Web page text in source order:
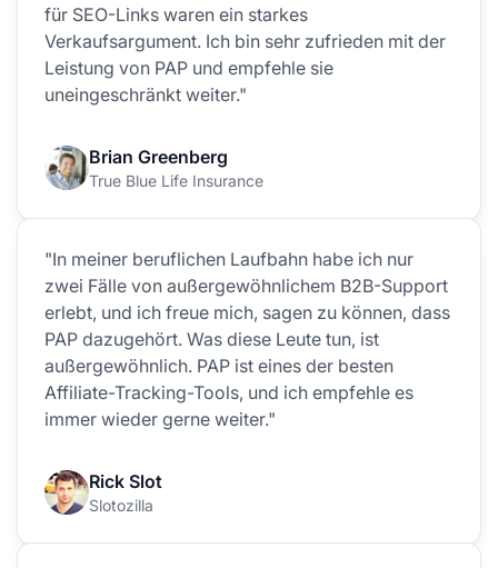
für SEO-Links waren ein starkes
Verkaufsargument. Ich bin sehr zufrieden mit der
Leistung von PAP und empfehle sie
uneingeschränkt weiter."
Brian Greenberg
True Blue Life Insurance
"In meiner beruflichen Laufbahn habe ich nur
zwei Fälle von außergewöhnlichem B2B-Support
erlebt, und ich freue mich, sagen zu können, dass
PAP dazugehört. Was diese Leute tun, ist
außergewöhnlich. PAP ist eines der besten
Affiliate-Tracking-Tools, und ich empfehle es
immer wieder gerne weiter."
Rick Slot
Slotozilla